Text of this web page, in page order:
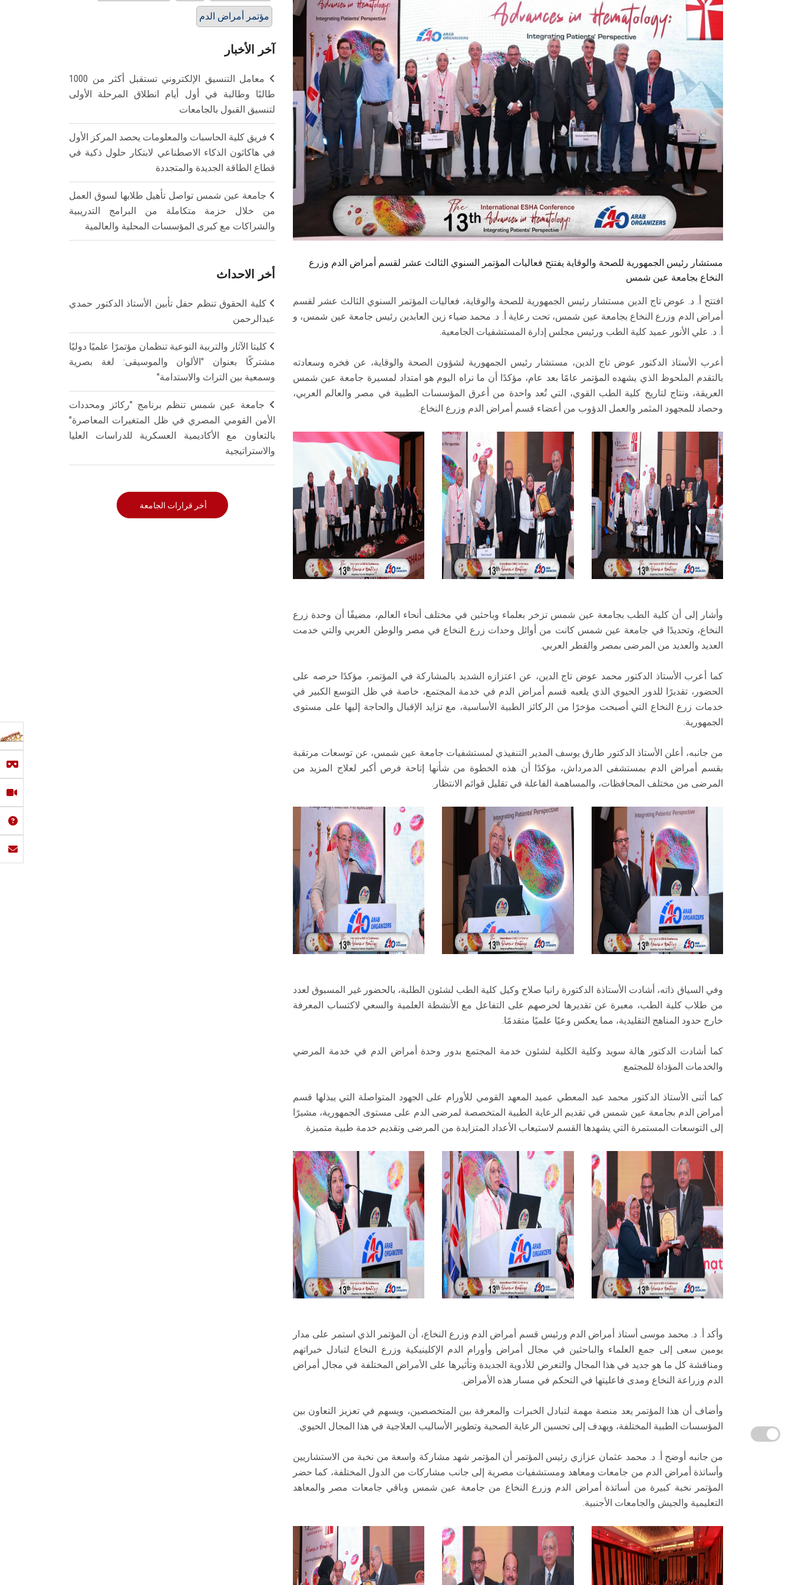
مستشار رئيس الجمهورية للصحة والوقاية يفتتح فعاليات المؤتمر السنوي الثالث عشر لقسم أمراض الدم وزرع
النخاع بجامعة عين شمس
افتتح أ. د. عوض تاج الدين مستشار رئيس الجمهورية للصحة والوقاية، فعاليات المؤتمر السنوي الثالث عشر لقسم
أمراض الدم وزرع النخاع بجامعة عين شمس، تحت رعاية أ. د. محمد ضياء زين العابدين رئيس جامعة عين شمس، و
أ. د. علي الأنور عميد كلية الطب ورئيس مجلس إدارة المستشفيات الجامعية.
أعرب الأستاذ الدكتور عوض تاج الدين، مستشار رئيس الجمهورية لشؤون الصحة والوقاية، عن فخره وسعادته
بالتقدم الملحوظ الذي يشهده المؤتمر عامًا بعد عام، مؤكدًا أن ما نراه اليوم هو امتداد لمسيرة جامعة عين شمس
العريقة، ونتاج لتاريخ كلية الطب القوي، التي تُعد واحدة من أعرق المؤسسات الطبية في مصر والعالم العربي،
وحصاد للمجهود المثمر والعمل الدؤوب من أعضاء قسم أمراض الدم وزرع النخاع.
وأشار إلى أن كلية الطب بجامعة عين شمس تزخر بعلماء وباحثين في مختلف أنحاء العالم، مضيفًا أن وحدة زرع
النخاع، وتحديدًا في جامعة عين شمس كانت من أوائل وحدات زرع النخاع في مصر والوطن العربي والتي خدمت
العديد والعديد من المرضى بمصر والقطر العربي.
كما أعرب الأستاذ الدكتور محمد عوض تاج الدين، عن اعتزازه الشديد بالمشاركة في المؤتمر، مؤكدًا حرصه على
الحضور، تقديرًا للدور الحيوي الذي يلعبه قسم أمراض الدم في خدمة المجتمع، خاصة في ظل التوسع الكبير في
خدمات زرع النخاع التي أصبحت مؤخرًا من الركائز الطبية الأساسية، مع تزايد الإقبال والحاجة إليها على مستوى
الجمهورية.
من جانبه، أعلن الأستاذ الدكتور طارق يوسف المدير التنفيذي لمستشفيات جامعة عين شمس، عن توسعات مرتقبة
بقسم أمراض الدم بمستشفى الدمرداش، مؤكدًا أن هذه الخطوة من شأنها إتاحة فرص أكبر لعلاج المزيد من
المرضى من مختلف المحافظات، والمساهمة الفاعلة في تقليل قوائم الانتظار.
وفي السياق ذاته، أشادت الأستاذة الدكتورة رانيا صلاح وكيل كلية الطب لشئون الطلبة، بالحضور غير المسبوق لعدد
من طلاب كلية الطب، معبرة عن تقديرها لحرصهم على التفاعل مع الأنشطة العلمية والسعي لاكتساب المعرفة
خارج حدود المناهج التقليدية، مما يعكس وعيًا علميًا متقدمًا.
كما أشادت الدكتور هالة سويد وكلية الكلية لشئون خدمة المجتمع بدور وحدة أمراض الدم في خدمة المرضي
والخدمات المؤداة للمجتمع.
كما أثنى الأستاذ الدكتور محمد عبد المعطي عميد المعهد القومي للأورام على الجهود المتواصلة التي يبذلها قسم
أمراض الدم بجامعة عين شمس في تقديم الرعاية الطبية المتخصصة لمرضى الدم على مستوى الجمهورية، مشيرًا
إلى التوسعات المستمرة التي يشهدها القسم لاستيعاب الأعداد المتزايدة من المرضى وتقديم خدمة طبية متميزة.
وأكد أ. د. محمد موسى أستاذ أمراض الدم ورئيس قسم أمراض الدم وزرع النخاع، أن المؤتمر الذي استمر على مدار
يومين سعى إلى جمع العلماء والباحثين في مجال أمراض وأورام الدم الإكلينيكية وزرع النخاع لتبادل خبراتهم
ومناقشة كل ما هو جديد في هذا المجال والتعرض للأدوية الجديدة وتأثيرها على الأمراض المختلفة في مجال أمراض
الدم وزراعة النخاع ومدى فاعليتها في التحكم في مسار هذه الأمراض.
وأضاف أن هذا المؤتمر يعد منصة مهمة لتبادل الخبرات والمعرفة بين المتخصصين، ويسهم في تعزيز التعاون بين
المؤسسات الطبية المختلفة، ويهدف إلى تحسين الرعاية الصحية وتطوير الأساليب العلاجية في هذا المجال الحيوي.
من جانبه أوضح أ. د. محمد عثمان عزازي رئيس المؤتمر أن المؤتمر شهد مشاركة واسعة من نخبة من الاستشاريين
وأساتذة أمراض الدم من جامعات ومعاهد ومستشفيات مصرية إلى جانب مشاركات من الدول المختلفة، كما حضر
المؤتمر نخبة كبيرة من أساتذة أمراض الدم وزرع النخاع من جامعة عين شمس وباقي جامعات مصر والمعاهد
التعليمية والجيش والجامعات الأجنبية.
مؤتمر أمراض الدم
آخر الأخبار
معامل التنسيق الإلكتروني تستقبل أكثر من 1000
طالبًا وطالبة في أول أيام انطلاق المرحلة الأولى
لتنسيق القبول بالجامعات
فريق كلية الحاسبات والمعلومات يحصد المركز الأول
في هاكاثون الذكاء الاصطناعي لابتكار حلول ذكية في
قطاع الطاقة الجديدة والمتجددة
جامعة عين شمس تواصل تأهيل طلابها لسوق العمل
من خلال حزمة متكاملة من البرامج التدريبية
والشراكات مع كبرى المؤسسات المحلية والعالمية
أخر الاحداث
كلية الحقوق تنظم حفل تأبين الأستاذ الدكتور حمدي
عبدالرحمن
كليتا الآثار والتربية النوعية تنظمان مؤتمرًا علميًا دوليًا
مشتركًا بعنوان "الألوان والموسيقى: لغة بصرية
وسمعية بين التراث والاستدامة"
جامعة عين شمس تنظم برنامج "ركائز ومحددات
الأمن القومي المصري في ظل المتغيرات المعاصرة"
بالتعاون مع الأكاديمية العسكرية للدراسات العليا
والاستراتيجية
أخر قرارات الجامعة